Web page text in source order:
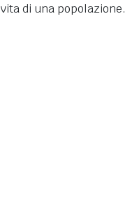
di una popolazione.